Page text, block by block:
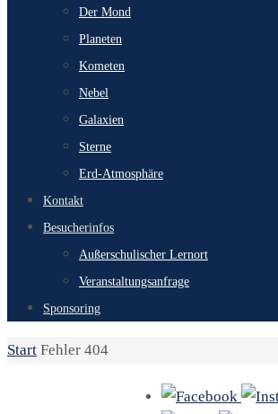
Der Mond
Planeten
Kometen
Nebel
Galaxien
Sterne
Erd-Atmosphäre
Kontakt
Besucherinfos
Außerschulischer Lernort
Veranstaltungsanfrage
Sponsoring
Start Fehler 404